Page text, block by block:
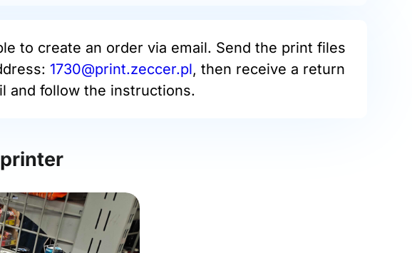
to create an order via email. Send the print files
1730@print.zeccer.pl, then receive a return
and follow the instructions.